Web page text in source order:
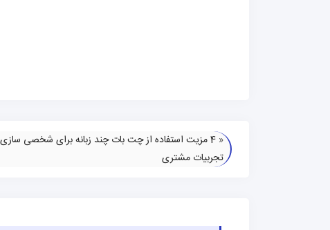
«
4 مزیت استفاده از چت بات چند زبانه برای شخصی سازی
تجربیات مشتری